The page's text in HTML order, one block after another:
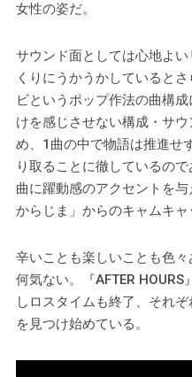
女性の姿だ。
サウンド面としては心地よ
くりにうかうかしていると
ビというポップ作法の曲構
けを感じさせない構成・サ
め、1曲の中で物語は推進せ
り取ることに徹しているの
曲に躍動感のアクセントを
からじま」からのキャムキャ
辛いことも楽しいことも色
何気ない。『AFTER
しロスタイムも終了、それ
を見つけ始めている。